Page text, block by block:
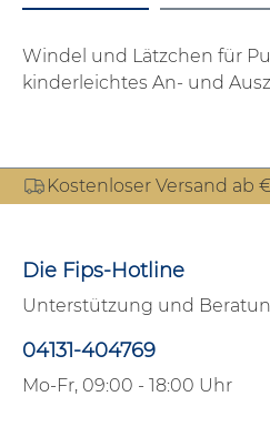
Windel und Lätzchen für
kinderleichtes An- und
Kostenloser Versand ab
Die Fips-Hotline
Unterstützung und
04131-404769
Mo-Fr, 09:00 - 18:00 Uhr